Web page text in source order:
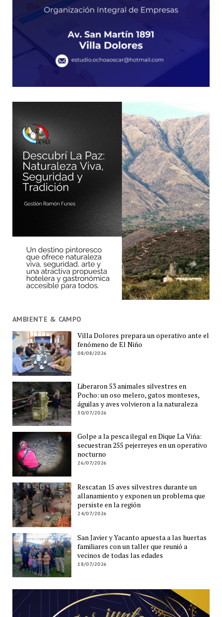
AMBIENTE & CAMPO
Villa Dolores prepara un operativo ante el
fenómeno de El Niño
08/08/2026
Liberaron 53 animales silvestres en
Pocho: un oso melero, gatos monteses,
águilas y aves volvieron a la naturaleza
30/07/2026
Golpe a la pesca ilegal en Dique La Viña:
secuestran 255 pejerreyes en un operativo
nocturno
26/07/2026
Rescatan 15 aves silvestres durante un
allanamiento y exponen un problema que
persiste en la región
24/07/2026
San Javier y Yacanto apuesta a las huertas
familiares con un taller que reunió a
vecinos de todas las edades
18/07/2026